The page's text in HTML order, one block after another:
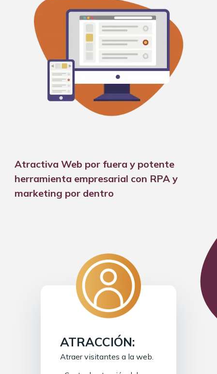
Atractiva Web por fuera y potente
herramienta empresarial con RPA y
marketing por dentro
ATRACCIÓN:
Atraer visitantes a la web.